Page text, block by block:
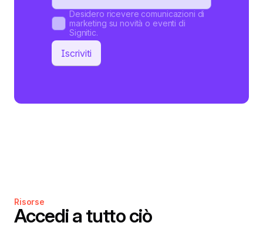
Desidero ricevere comunicazioni di
marketing su novità o eventi di
Signitic.
Risorse
Accedi a tutto ciò